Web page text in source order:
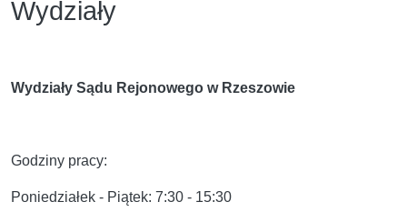
Wydziały
Wydziały Sądu Rejonowego w Rzeszowie
Godziny pracy:
Poniedziałek - Piątek: 7:30 - 15:30